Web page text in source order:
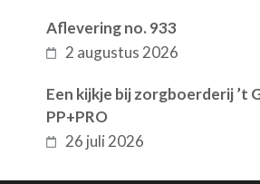
Aflevering no. 933
2 augustus 2026
Een kijkje bij zorgboerderij ’t
PP+PRO
26 juli 2026